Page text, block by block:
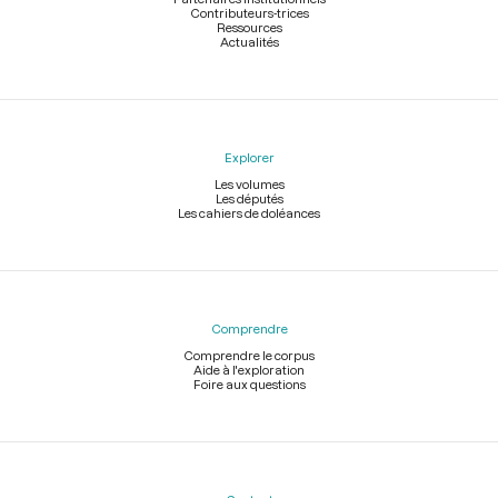
Contributeurs-trices
Ressources
Actualités
Explorer
Les volumes
Les députés
Les cahiers de doléances
Comprendre
Comprendre le corpus
Aide à l'exploration
Foire aux questions